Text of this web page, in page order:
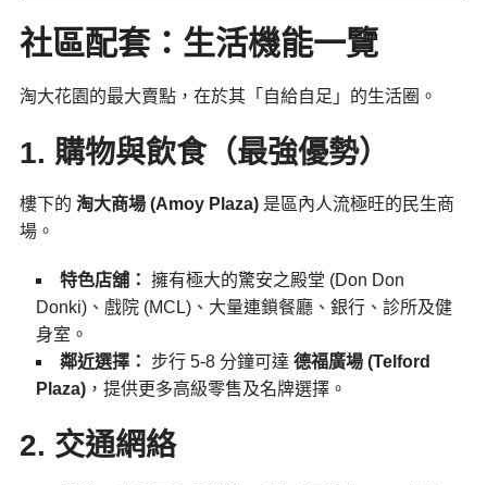
社區配套：生活機能一覽
淘大花園的最大賣點，在於其「自給自足」的生活圈。
1. 購物與飲食（最強優勢）
樓下的 淘大商場 (Amoy Plaza)是區內人流極旺的民生商
場。
特色店舖： 擁有極大的驚安之殿堂 (Don Don
Donki)、戲院 (MCL)、大量連鎖餐廳、銀行、診所及健
身室。
鄰近選擇：
步行 5-8 分鐘可達 德福廣場 (Telford
Plaza)，提供更多高級零售及名牌選擇。
2. 交通網絡